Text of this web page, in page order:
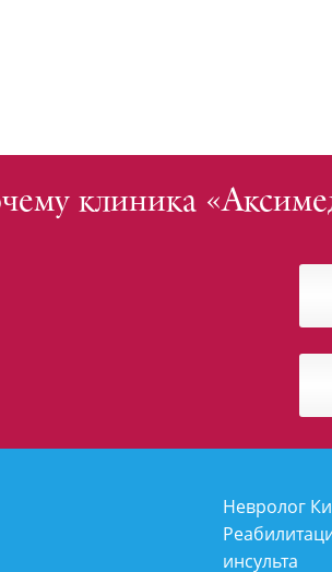
клиника
Невролог
инсульта